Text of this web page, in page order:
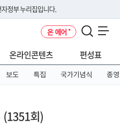
정부 누리집입니다.
인 주소를 사용하고 있다면 아래 URL에
온 에어
온라인콘텐츠 편성표
보도 특집 국가기념식 종영
(1351회)